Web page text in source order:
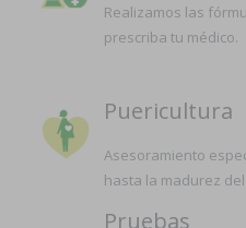
Realizamos las
prescriba tu médico.
Puericultura
Asesoramiento
hasta la madurez
Pruebas